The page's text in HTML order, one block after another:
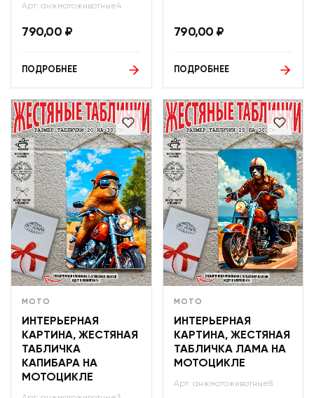
Арт: анжмотоживотные4
790,00 ₽
ПОДРОБНЕЕ
790,00 ₽
ПОДРОБНЕЕ
МОТО
ИНТЕРЬЕРНАЯ
КАРТИНА, ЖЕСТЯНАЯ
ТАБЛИЧКА
КАПИБАРА НА
МОТОЦИКЛЕ
МОТО
ИНТЕРЬЕРНАЯ
КАРТИНА, ЖЕСТЯНАЯ
ТАБЛИЧКА ЛАМА НА
МОТОЦИКЛЕ
Арт: анжмотоживотные8